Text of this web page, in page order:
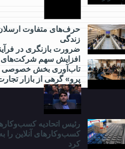
حرف‌های متفاوت ارسلان
زندگی
ضرورت بازنگری در
افزایش سهم شرکت‌های
تاب‌آوری بخش خصوصی
پرو» گرهی از بازار
رئیس اتحادیه
کسب‌وکارهای آنلاین را
کرد
از
مدارس
دانشگاه
چه
خبر؟